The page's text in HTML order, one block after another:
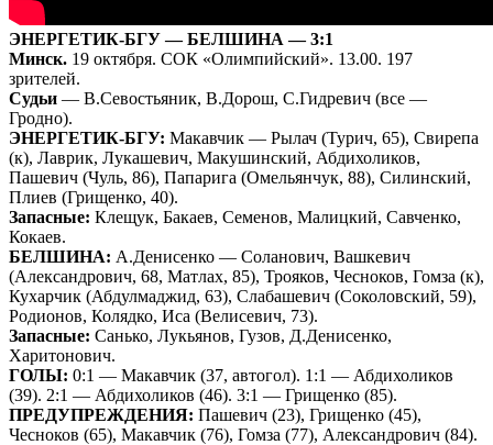
ЭНЕРГЕТИК-БГУ — БЕЛШИНА — 3:1
Минск. 19 октября. СОК «Олимпийский». 13.00. 197
зрителей.
Судьи — В.Севостьяник, В.Дорош, С.Гидревич (все —
Гродно).
ЭНЕРГЕТИК-БГУ: Макавчик — Рылач (Турич, 65), Свирепа
(к), Лаврик, Лукашевич, Макушинский, Абдихоликов,
Пашевич (Чуль, 86), Папарига (Омельянчук, 88), Силинский,
Плиев (Грищенко, 40).
Запасные: Клещук, Бакаев, Семенов, Малицкий, Савченко,
Кокаев.
БЕЛШИНА: А.Денисенко — Соланович, Вашкевич
(Александрович, 68, Матлах, 85), Трояков, Чесноков, Гомза (к),
Кухарчик (Абдулмаджид, 63), Слабашевич (Соколовский, 59),
Родионов, Колядко, Иса (Велисевич, 73).
Запасные: Санько, Лукьянов, Гузов, Д.Денисенко,
Харитонович.
ГОЛЫ: 0:1 — Макавчик (37, автогол). 1:1 — Абдихоликов
(39). 2:1 — Абдихоликов (46). 3:1 — Грищенко (85).
ПРЕДУПРЕЖДЕНИЯ: Пашевич (23), Грищенко (45),
Чесноков (65), Макавчик (76), Гомза (77), Александрович (84).